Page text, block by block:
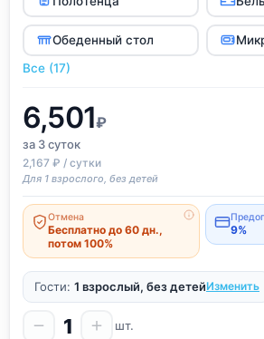
Обеденный стол
Все (17)
6,501₽
за 3суток
2,167 ₽ / сутки
Для 1 взрослого, без детей
Отмена
Бесплатно до 60 дн.,
потом 100%
9%
Гости: 1 взрослый, без детейИзменить
1 шт.